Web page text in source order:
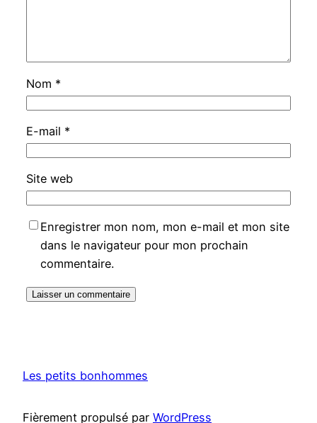
Nom *
E-mail *
Site web
Enregistrer mon nom, mon e-mail et mon site
dans le navigateur pour mon prochain
commentaire.
Les petits bonhommes
Fièrement propulsé par WordPress